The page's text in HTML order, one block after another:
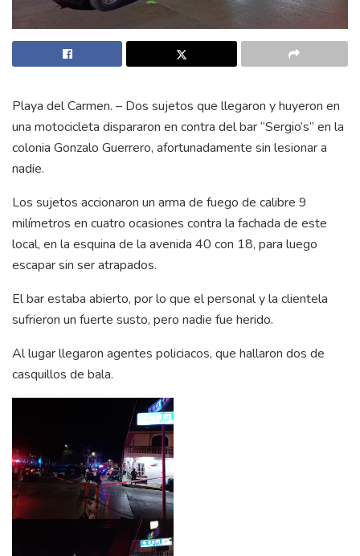
Playa del Carmen. – Dos sujetos que llegaron y huyeron en
una motocicleta dispararon en contra del bar “Sergio’s” en la
colonia Gonzalo Guerrero, afortunadamente sin lesionar a
nadie.
Los sujetos accionaron un arma de fuego de calibre 9
milímetros en cuatro ocasiones contra la fachada de este
local, en la esquina de la avenida 40 con 18, para luego
escapar sin ser atrapados.
El bar estaba abierto, por lo que el personal y la clientela
sufrieron un fuerte susto, pero nadie fue herido.
Al lugar llegaron agentes policiacos, que hallaron dos de
casquillos de bala.